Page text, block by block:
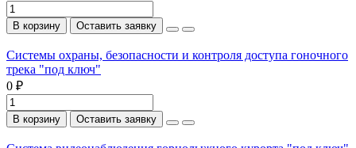
В корзину Оставить заявку
Системы охраны, безопасности и контроля доступа гоночного
трека "под ключ"
0 ₽
В корзину Оставить заявку